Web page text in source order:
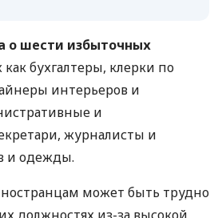
о шести избыточных
как бухгалтеры, клерки по
интерьеров и
и
журналисты и
и одежды.
может быть трудно